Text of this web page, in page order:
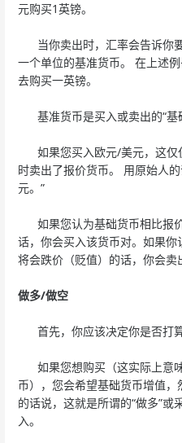
元购买1英镑。
当你卖出时，汇率会告诉你
一个单位的基准货币。 在上述
去购买一英镑。
基准货币是买入或卖出的“基
如果您买入欧元/美元，这仅
时卖出了报价货币。 用原始人
元。”
如果您认为基础货币相比报
话，你会买入该货币对。如果
将会跌价（贬值）的话，你会卖
做多/做空
首先，你应该决定你是否打算
如果您想购买（这实际上意
币），您会希望基础货币增值
的话说，这就是所谓的“做多”或
入。